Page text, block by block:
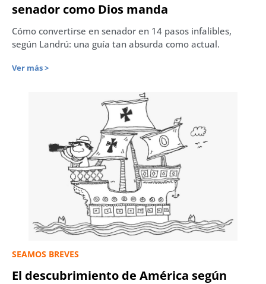
senador como Dios manda
Cómo convertirse en senador en 14 pasos infalibles,
según Landrú: una guía tan absurda como actual.
Ver más >
SEAMOS BREVES
El descubrimiento de América según